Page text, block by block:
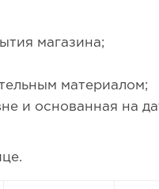
магазина;
материалом;
и основанная на